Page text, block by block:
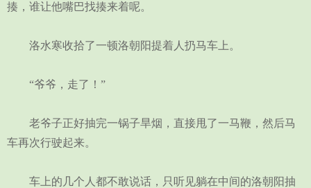
揍，谁让他嘴巴找揍来着呢。
洛水寒收拾了一顿洛朝阳提着人扔马车上。
“爷爷，走了！”
老爷子正好抽完一锅子旱烟，直接甩了一马鞭，然后马
车再次行驶起来。
车上的几个人都不敢说话，只听见躺在中间的洛朝阳抽